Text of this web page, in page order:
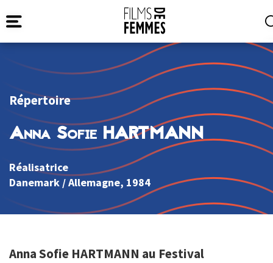
Répertoire
Anna Sofie HARTMANN
Réalisatrice
Danemark /Allemagne, 1984
Anna Sofie HARTMANN au Festival